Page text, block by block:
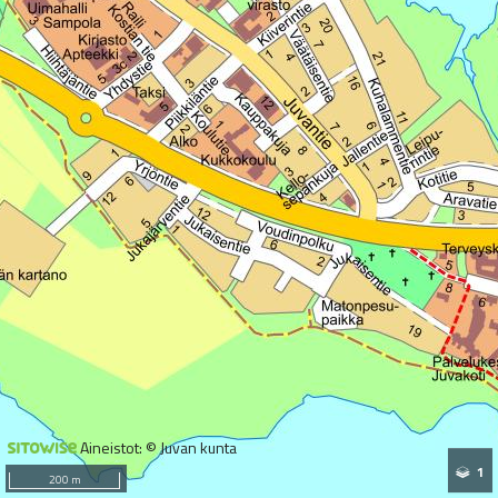
Aineistot: © Juvan kunta
200 m 1